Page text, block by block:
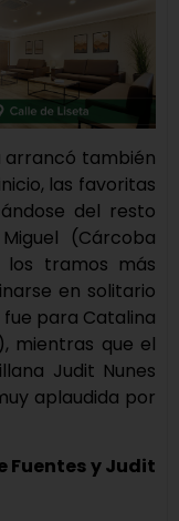
arrancó también
las favoritas
del resto
(Cárcoba
los tramos más
en solitario
fue para Catalina
mientras que el
Judit Nunes
aplaudida por
Fuentes y Judit